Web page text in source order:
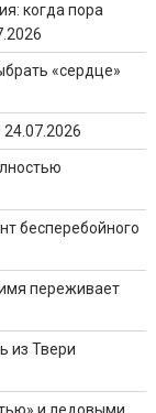
когда пора
«сердце»
24.07.2026
бесперебойного
переживает
из Твери